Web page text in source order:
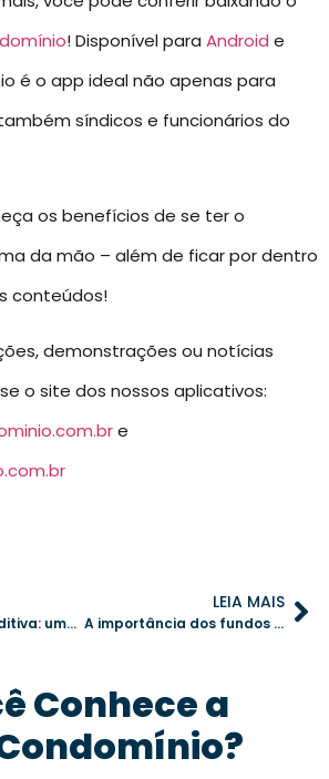
! Disponível para Android e
é o app ideal não apenas para
síndicos e funcionários do
os benefícios de se ter o
da mão – além de ficar por dentro
conteúdos!
demonstrações ou notícias
o site dos nossos aplicativos:
e
Manutenção preditiva: um aliado para economizar e proteger o condomínio
LEIA MAIS
A importância dos fundos de emergência na administração condominial
Conhece a